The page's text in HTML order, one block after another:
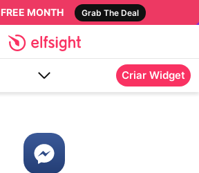
MONTH Grab The Deal
Criar Widget